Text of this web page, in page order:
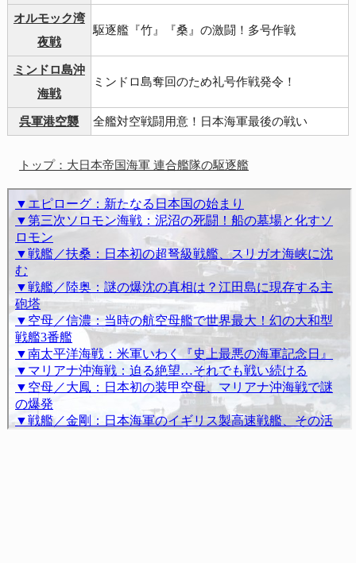
オルモック湾
夜戦
駆逐艦『竹』『桑』の激闘！多号作戦
ミンドロ島沖
海戦
ミンドロ島奪回のため礼号作戦発令！
呉軍港空襲 全艦対空戦闘用意！日本海軍最後の戦い
トップ：大日本帝国海軍 連合艦隊の駆逐艦